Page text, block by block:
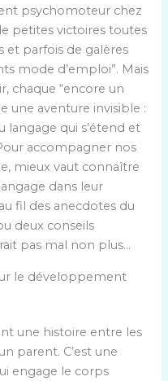
psychomoteur chez
petites victoires toutes
et parfois de galères
mode d’emploi”. Mais
chaque “encore un
une aventure invisible :
langage qui s’étend et
accompagner nos
mieux vaut connaître
dans leur
fil des anecdotes du
deux conseils
pas mal non plus…
le développement
une histoire entre les
parent. C’est une
engage le corps